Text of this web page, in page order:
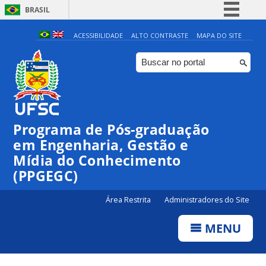
BRASIL
Simplifique!
Comunica BR
Participe
Canais
ACESSIBILIDADE ALTO CONTRASTE MAPA DO SITE
Programa de Pós-graduação
em Engenharia, Gestão e
Mídia do Conhecimento
(PPGEGC)
Área Restrita Administradores do Site
MENU